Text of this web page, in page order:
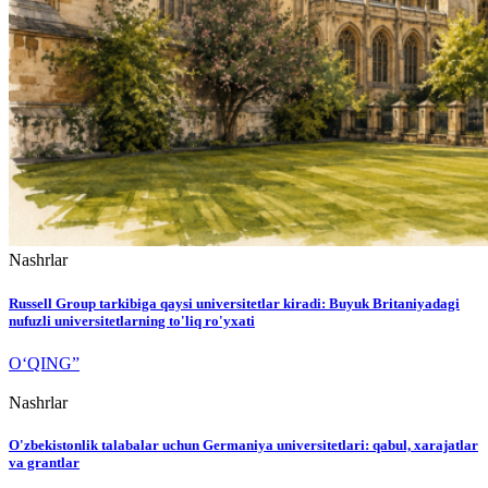
Nashrlar
Russell Group tarkibiga qaysi universitetlar kiradi: Buyuk Britaniyadagi
nufuzli universitetlarning to'liq ro'yxati
O‘QING”
Nashrlar
O'zbekistonlik talabalar uchun Germaniya universitetlari: qabul, xarajatlar
va grantlar